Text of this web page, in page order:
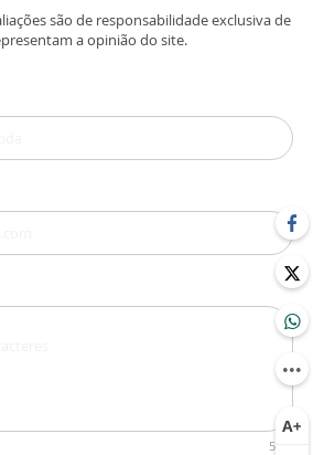
são de responsabilidade exclusiva de
a opinião do site.
500